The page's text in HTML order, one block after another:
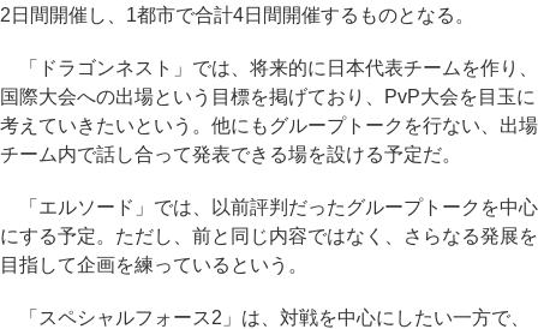
2日間開催し、1都市で合計4日間開催するものとなる。
「ドラゴンネスト」では、将来的に日本代表チームを作り、
国際大会への出場という目標を掲げており、PvP大会を目玉に
考えていきたいという。他にもグループトークを行ない、出場
チーム内で話し合って発表できる場を設ける予定だ。
「エルソード」では、以前評判だったグループトークを中心
にする予定。ただし、前と同じ内容ではなく、さらなる発展を
目指して企画を練っているという。
「スペシャルフォース2」は、対戦を中心にしたい一方で、